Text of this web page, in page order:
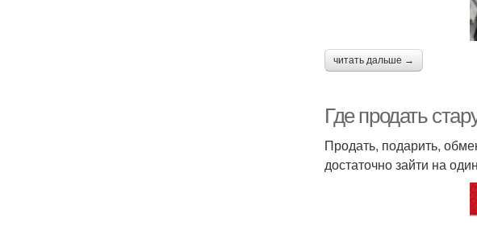
читать дальше →
Где продать
Продать, подарить,
достаточно зайти на